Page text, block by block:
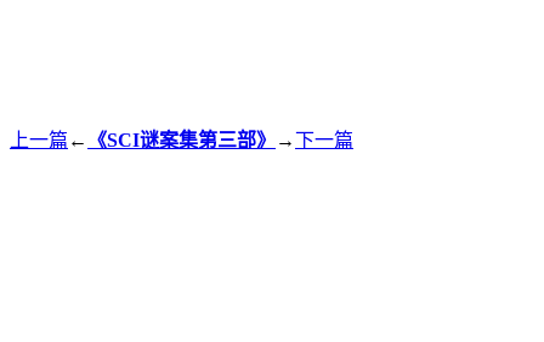
上一篇 ← 《SCI谜案集第三部》 →下一篇